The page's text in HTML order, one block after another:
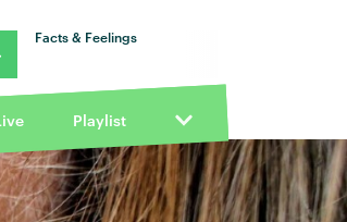
Facts & Feelings
Playlist